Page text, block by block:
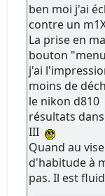
ben moi j'ai
contre un
La prise en
bouton
j'ai
moins de
le nikon d810
résultats
III
Quand au
d'habitude à
pas. Il est